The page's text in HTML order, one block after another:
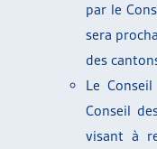
par le
sera
des
Le
Conseil
visant à